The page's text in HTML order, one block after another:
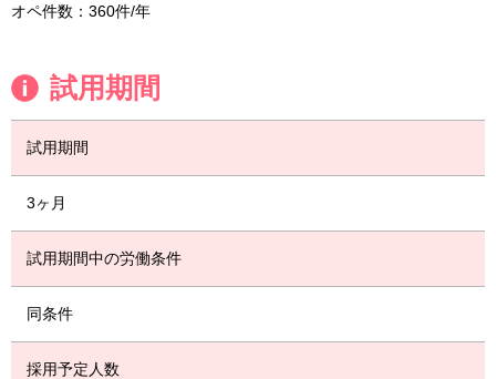
オペ件数：360件/年
試用期間
試用期間
3ヶ月
試用期間中の労働条件
同条件
採用予定人数